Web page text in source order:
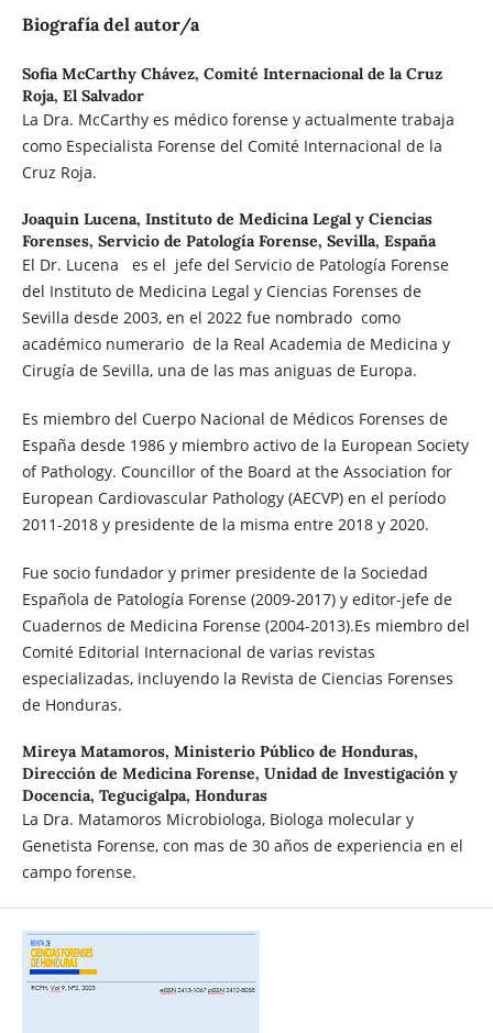
Biografía del autor/a
Sofia McCarthy Chávez, Comité Internacional de la Cruz
Roja, El Salvador
La Dra. McCarthy es médico forense y actualmente trabaja
como Especialista Forense del Comité Internacional de la
Cruz Roja.
Joaquin Lucena, Instituto de Medicina Legal y Ciencias
Forenses, Servicio de Patología Forense, Sevilla, España
El Dr. Lucena es el jefe del Servicio de Patología Forense
del Instituto de Medicina Legal y Ciencias Forenses de
Sevilla desde 2003, en el 2022 fue nombrado como
académico numerario de la Real Academia de Medicina y
Cirugía de Sevilla, una de las mas aniguas de Europa.
Es miembro del Cuerpo Nacional de Médicos Forenses de
España desde 1986 y miembro activo de la European Society
of Pathology. Councillor of the Board at the Association for
European Cardiovascular Pathology (AECVP) en el período
2011-2018 y presidente de la misma entre 2018 y 2020.
Fue socio fundador y primer presidente de la Sociedad
Española de Patología Forense (2009-2017) y editor-jefe de
Cuadernos de Medicina Forense (2004-2013).Es miembro del
Comité Editorial Internacional de varias revistas
especializadas, incluyendo la Revista de Ciencias Forenses
de Honduras.
Mireya Matamoros, Ministerio Público de Honduras,
Dirección de Medicina Forense, Unidad de Investigación y
Docencia, Tegucigalpa, Honduras
La Dra. Matamoros Microbiologa, Biologa molecular y
Genetista Forense, con mas de 30 años de experiencia en el
campo forense.